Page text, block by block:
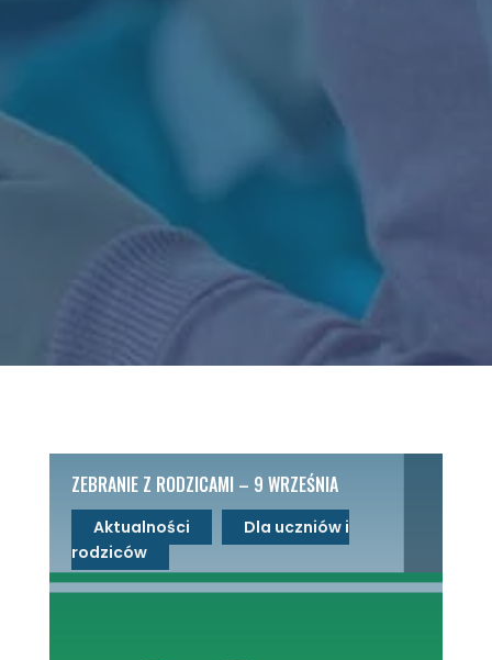
ZEBRANIE Z RODZICAMI – 9 WRZEŚNIA
Aktualności
Dla uczniów i
rodziców